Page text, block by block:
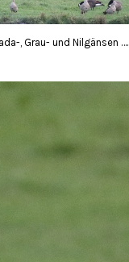
, Grau- und Nilgänsen ….